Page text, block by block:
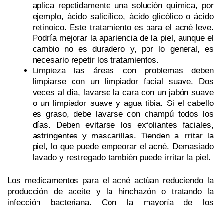
aplica repetidamente una solución química, por
ejemplo, ácido salicílico, ácido glicólico o ácido
retinoico. Este tratamiento es para el acné leve.
Podría mejorar la apariencia de la piel, aunque el
cambio no es duradero y, por lo general, es
necesario repetir los tratamientos.
Limpieza
las áreas con problemas deben
limpiarse con un limpiador facial suave. Dos
veces al día, lavarse la cara con un jabón suave
o un limpiador suave y agua tibia. Si el cabello
es graso, debe lavarse con champú todos los
días. Deben evitarse los exfoliantes faciales,
astringentes y mascarillas. Tienden a irritar la
piel, lo que puede empeorar el acné. Demasiado
lavado y restregado también puede irritar la piel.
Los medicamentos para el acné actúan reduciendo la
producción de aceite y la hinchazón o tratando la
infección bacteriana. Con la mayoría de los